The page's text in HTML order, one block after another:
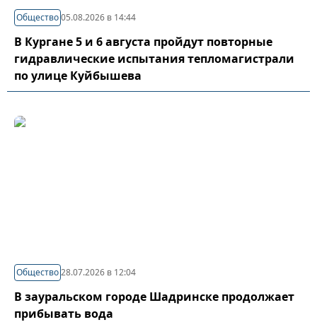
Общество05.08.2026 в 14:44
В Кургане 5 и 6 августа пройдут повторные
гидравлические испытания тепломагистрали
по улице Куйбышева
Общество28.07.2026 в 12:04
В зауральском городе Шадринске продолжает
прибывать вода